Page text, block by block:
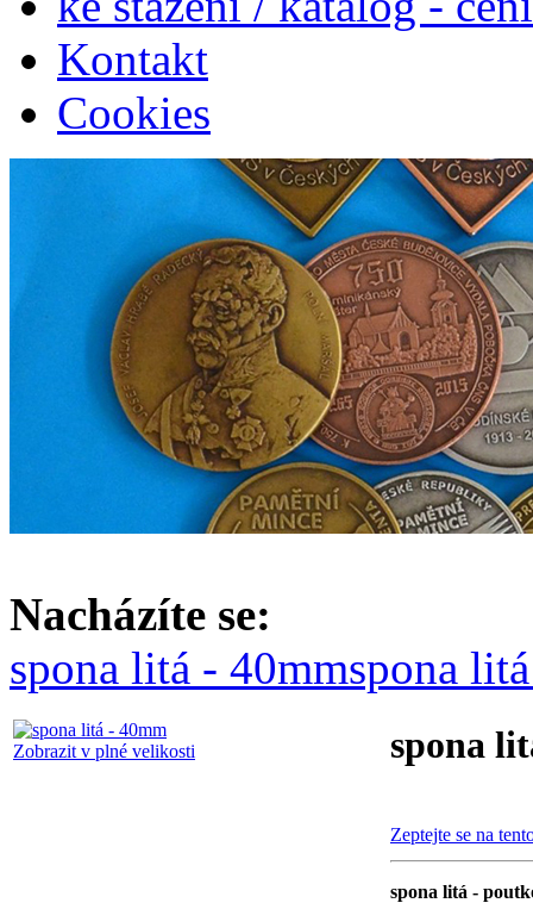
Kontakt
Cookies
Nacházíte se:
spona litá - 40mmspona
Zobrazit v plné velikosti spona
Zeptejte se na
spona litá -